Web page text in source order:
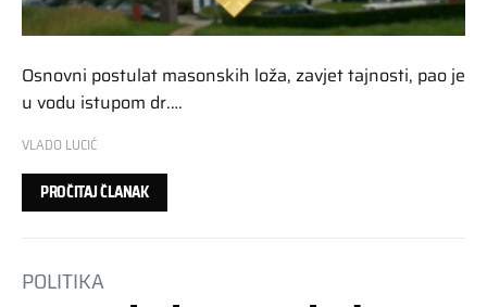
Osnovni postulat masonskih loža, zavjet tajnosti, pao je
u vodu istupom dr.…
VLADO LUCIĆ
PROČITAJ ČLANAK
POLITIKA